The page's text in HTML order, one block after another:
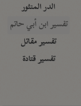
الدر المنثور
تفسير ابن أبي حاتم
تفسير مقاتل
تفسير قتادة